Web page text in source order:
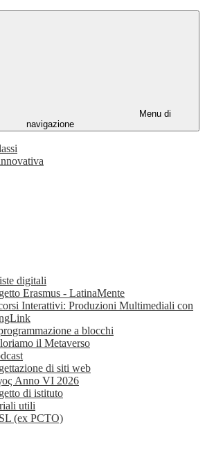
Menu di
navigazione
digitali
Erasmus - LatinaMente
Interattivi: Produzioni Multimediali con
a blocchi
il Metaverso
di siti web
Anno VI 2026
di istituto
utili
(ex PCTO)